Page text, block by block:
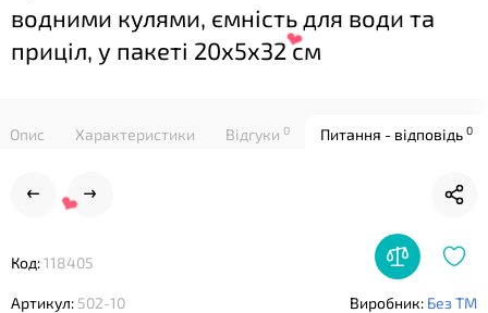
водними кулями, ємність для води та
приціл, у пакеті 20х5х32 см
Опис Характеристики Відгуки 0 Питання - відповідь 0
Код:118405
Артикул: 502-10 Виробник: Без ТМ